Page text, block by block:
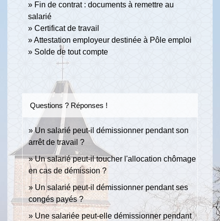
Fin de contrat : documents à remettre au
salarié
Certificat de travail
Attestation employeur destinée à Pôle emploi
Solde de tout compte
Questions ? Réponses !
Un salarié peut-il démissionner pendant son
arrêt de travail ?
Un salarié peut-il toucher l'allocation chômage
en cas de démission ?
Un salarié peut-il démissionner pendant ses
congés payés ?
Une salariée peut-elle démissionner pendant